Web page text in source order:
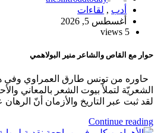
أدب , لقاءات
أغسطس 5, 2026
5 views
حوار مع القاص والشاعر منير البولاهمي
حاوره من تونس طارق العمراوي وفي
الشعريّة لتملأ بيوت الشعر بالمعاني
لقد ثبت عبر التاريخ والأزمان أنّ
Continue reading